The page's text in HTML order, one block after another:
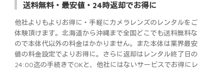
送料無料・最安値・24時返却でお得に
他社よりもよりお得に・手軽にカメラレンズのレンタルをご
体験頂けます。北海道から沖縄まで全国どこでも送料無料な
ので本体代以外の料金はかかりません。また本体は業界最安
値の料金設定でよりお得に。さらに返却はレンタル終了日の
24:00迄の手続きでOKと、他社にはないサービスでお得にレ